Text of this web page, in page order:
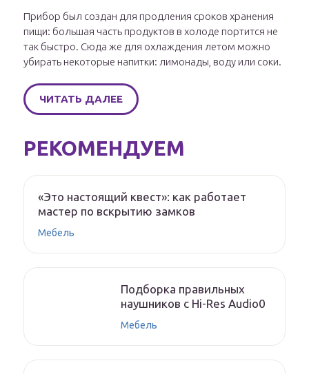
Прибор был создан для продления сроков хранения
пищи: большая часть продуктов в холоде портится не
так быстро. Сюда же для охлаждения летом можно
убирать некоторые напитки: лимонады, воду или соки.
ЧИТАТЬ ДАЛЕЕ
РЕКОМЕНДУЕМ
«Это настоящий квест»: как работает
мастер по вскрытию замков
Мебель
Подборка правильных
наушников с Hi-Res Audio0
Мебель